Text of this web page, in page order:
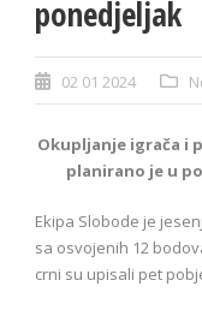
ponedjeljak
02 01 2024
Okupljanje igrača i
planirano je u
Ekipa Slobode je
sa osvojenih 12
crni su upisali pet